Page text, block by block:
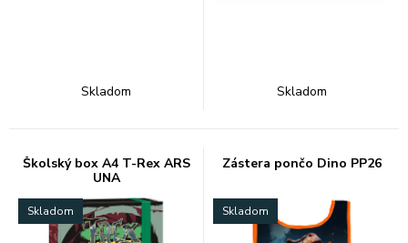
Skladom Skladom
Školský box A4 T-Rex ARS
UNA
Skladom
Zástera pončo Dino PP26
Skladom